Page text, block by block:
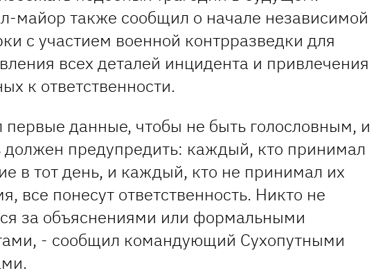
майор также сообщил о начале независимой
с участием военной контрразведки для
всех деталей инцидента и привлечения
к ответственности.
данные, чтобы не быть голословным, и
должен предупредить: каждый, кто принимал
в тот день, и каждый, кто не принимал их
все понесут ответственность. Никто не
за объяснениями или формальными
- сообщил командующий Сухопутными